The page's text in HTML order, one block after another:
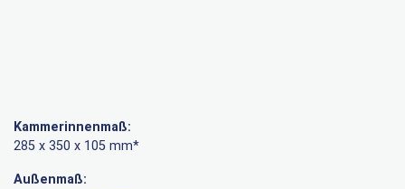
Kammerinnenmaß:
285 x 350 x 105 mm*
Außenmaß: